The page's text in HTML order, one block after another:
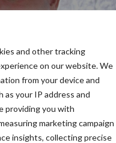
and other tracking
on our website. We
from your device and
as your IP address and
providing you with
marketing campaign
insights, collecting precise